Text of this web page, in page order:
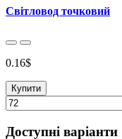
Світловод точковий
0.16$
Купити
Доступні варіанти